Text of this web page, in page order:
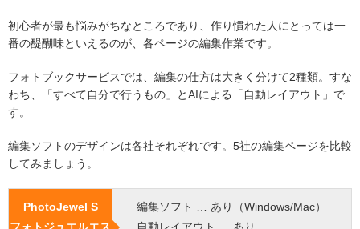
初心者が最も悩みがちなところであり、作り慣れた人にとっては一
番の醍醐味といえるのが、各ページの編集作業です。
フォトブックサービスでは、編集の仕方は大きく分けて2種類。すな
わち、「すべて自分で行うもの」とAIによる「自動レイアウト」で
す。
編集ソフトのデザインは各社それぞれです。5社の編集ページを比較
してみましょう。
PhotoJewel S
編集ソフト … あり（Windows/Mac）